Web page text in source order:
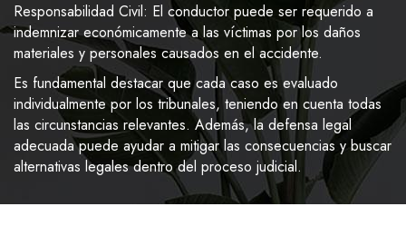
Responsabilidad Civil: El conductor puede ser requerido a
indemnizar económicamente a las víctimas por los daños
materiales y personales causados en el accidente.
Es fundamental destacar que cada caso es evaluado
individualmente por los tribunales, teniendo en cuenta todas
las circunstancias relevantes. Además, la defensa legal
adecuada puede ayudar a mitigar las consecuencias y buscar
alternativas legales dentro del proceso judicial.